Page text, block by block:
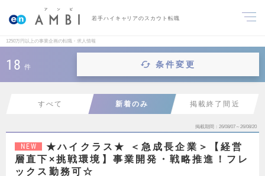
若手ハイキャリアのスカウト転職
1250万円以上の事業企画の転職・求人情報
18 件 条件変更
すべて 新着のみ 掲載終了間近
掲載期間 26/08/07～26/08/20
NEW
★ハイクラス★ ＜急成長企業＞【経営
層直下×挑戦環境】事業開発・戦略推進！フレ
ックス勤務可☆